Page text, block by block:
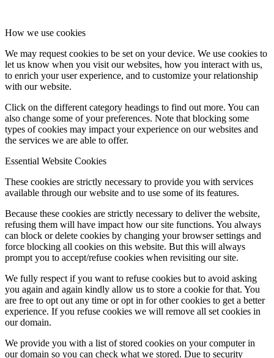
How we use cookies
We may request cookies to be set on your device. We use cookies to
let us know when you visit our websites, how you interact with us,
to enrich your user experience, and to customize your relationship
with our website.
Click on the different category headings to find out more. You can
also change some of your preferences. Note that blocking some
types of cookies may impact your experience on our websites and
the services we are able to offer.
Essential Website Cookies
These cookies are strictly necessary to provide you with services
available through our website and to use some of its features.
Because these cookies are strictly necessary to deliver the website,
refusing them will have impact how our site functions. You always
can block or delete cookies by changing your browser settings and
force blocking all cookies on this website. But this will always
prompt you to accept/refuse cookies when revisiting our site.
We fully respect if you want to refuse cookies but to avoid asking
you again and again kindly allow us to store a cookie for that. You
are free to opt out any time or opt in for other cookies to get a better
experience. If you refuse cookies we will remove all set cookies in
our domain.
We provide you with a list of stored cookies on your computer in
our domain so you can check what we stored. Due to security